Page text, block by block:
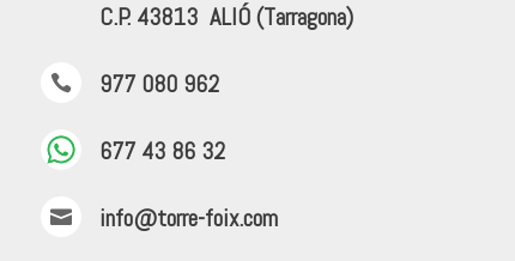
C.P. 43813 ALIÓ (Tarragona)
 977 080 962
677 43 86 32
 info@torre-foix.com